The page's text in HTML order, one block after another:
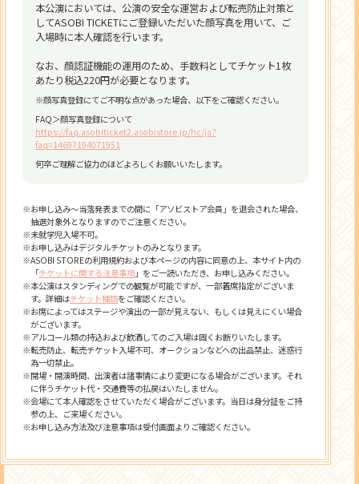
本公演においては、公演の安全な運営および転売防止対策と
してASOBI TICKETにご登録いただいた顔写真を用いて、ご
入場時に本人確認を行います。
なお、顔認証機能の運用のため、手数料としてチケット1枚
あたり税込220円が必要となります。
※顔写真登録にてご不明な点があった場合、以下をご確認ください。
FAQ＞顔写真登録について
https://faq.asobiticket2.asobistore.jp/hc/ja?
faq=14697194071951
何卒ご理解ご協力のほどよろしくお願いいたします。
※お申し込み～当落発表までの間に「アソビストア会員」を退会された場合、
抽選対象外となりますのでご注意ください。
※未就学児入場不可。
※お申し込みはデジタルチケットのみとなります。
※ASOBI STOREの利用規約および本ページの内容に同意の上、本サイト内の
「チケットに関する注意事項 」をご一読いただき、お申し込みください。
※本公演はスタンディングでの観覧が可能ですが、一部着席指定がございま
す。詳細はチケット種類をご確認ください。
※お席によってはステージや演出の一部が見えない、もしくは見えにくい場合
がございます。
※アルコール類の持込および飲酒してのご入場は固くお断りいたします。
※転売防止、転売チケット入場不可、オークションなどへの出品禁止、迷惑行
為一切禁止。
※開場・開演時間、出演者は諸事情により変更になる場合がございます。それ
に伴うチケット代・交通費等の払戻はいたしません。
※会場にて本人確認をさせていただく場合がございます。当日は身分証をご持
参の上、ご来場ください。
※お申し込み方法及び注意事項は受付画面よりご確認ください。